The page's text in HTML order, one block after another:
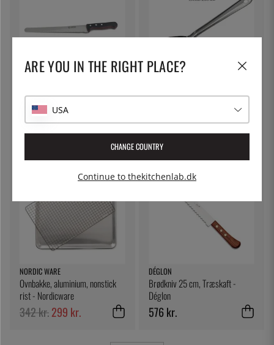
Brødkniv, 25 cm - Jero
276 kr.
Gastroske / serveringsske
58 kr.
NORDIC WARE
Ovnbakke, aluminium, nonstick
rist - Nordicware
342 kr.299 kr.
DÉGLON
Brødkniv 25 cm, Træskaft -
Déglon
576 kr.
ARE YOU IN THE RIGHT PLACE?
USA
CHANGE COUNTRY
Continue to thekitchenlab.dk